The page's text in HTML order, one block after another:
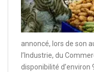
annoncé, lors de son
l’Industrie, du
disponibilité